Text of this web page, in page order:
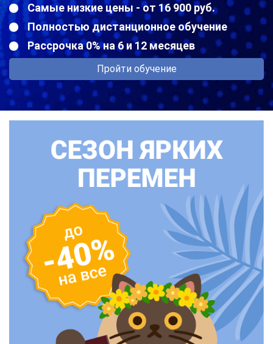
Самые низкие цены - от 16 900 руб.
Полностью дистанционное обучение
Рассрочка 0% на 6 и 12 месяцев
Пройти обучение